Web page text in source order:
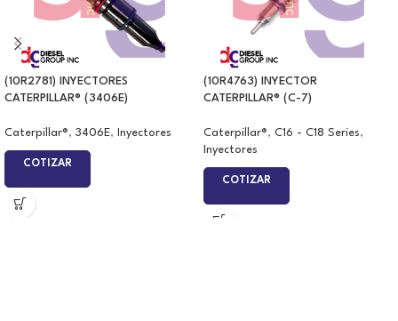
(10R2781) INYECTORES
CATERPILLAR® (3406E)
Caterpillar®, 3406E, Inyectores
COTIZAR
(10R4763) INYECTOR
CATERPILLAR® (C-7)
Caterpillar®, C16 - C18 Series,
Inyectores
COTIZAR